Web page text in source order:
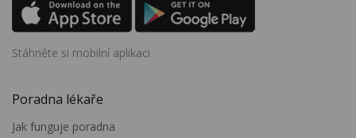
Stáhněte si mobilní aplikaci
Poradna lékaře
Jak funguje poradna